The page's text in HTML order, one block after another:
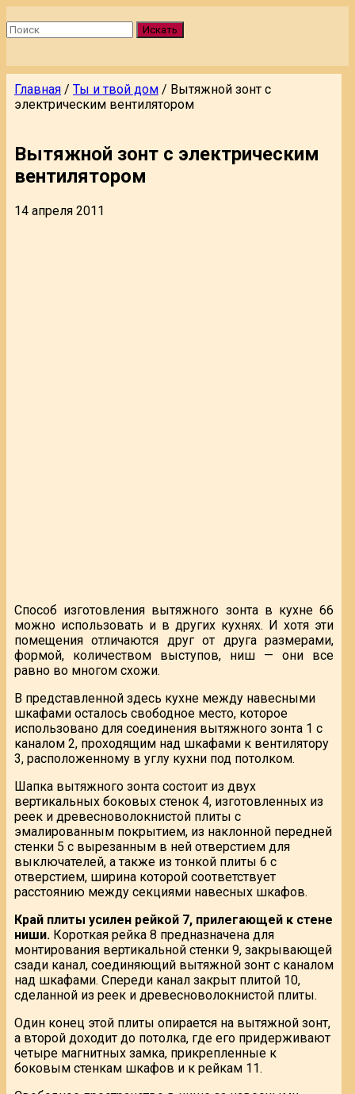
Искать
Главная / Ты и твой дом / Вытяжной зонт с
электрическим вентилятором
Вытяжной зонт с электрическим
вентилятором
14 апреля 2011
Способ изготовления вытяжного зонта в кухне 66
можно использовать и в других кухнях. И хотя эти
помещения отличаются друг от друга размерами,
формой, количеством выступов, ниш — они все
равно во многом схожи.
В представленной здесь кухне между навесными
шкафами осталось свободное место, которое
использовано для соединения вытяжного зонта 1 с
каналом 2, проходящим над шкафами к вентилятору
3, расположенному в углу кухни под потолком.
Шапка вытяжного зонта состоит из двух
вертикальных боковых стенок 4, изготовленных из
реек и древесноволокнистой плиты с
эмалированным покрытием, из наклонной передней
стенки 5 с вырезанным в ней отверстием для
выключателей, а также из тонкой плиты 6 с
отверстием, ширина которой соответствует
расстоянию между секциями навесных шкафов.
Край плиты усилен рейкой 7, прилегающей к стене
ниши. Короткая рейка 8 предназначена для
монтирования вертикальной стенки 9, закрывающей
сзади канал, соединяющий вытяжной зонт с каналом
над шкафами. Спереди канал закрыт плитой 10,
сделанной из реек и древесноволокнистой плиты.
Один конец этой плиты опирается на вытяжной зонт,
а второй доходит до потолка, где его придерживают
четыре магнитных замка, прикрепленные к
боковым стенкам шкафов и к рейкам 11.